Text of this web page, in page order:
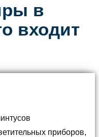
в
входит
приборов,